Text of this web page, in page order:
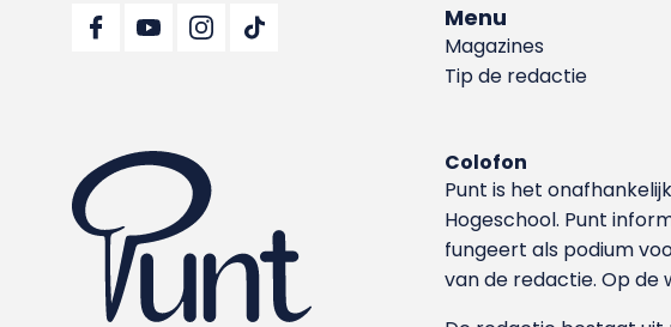
Menu
Magazines
Tip de redactie
Colofon
Punt is het
Hoge­school. Punt
fungeert als podium
van de redactie. Op de